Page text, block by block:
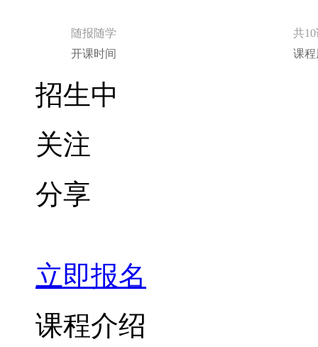
随报随学
共
开课时间
课
招生中
关注
分享
立即报名
课程介绍